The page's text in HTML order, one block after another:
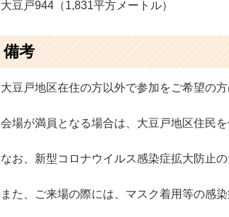
大豆戸944（1,831平方メートル）
備考
大豆戸地区在住の方以外で参加をご希望の
会場が満員となる場合は、大豆戸地区住民
なお、新型コロナウイルス感染症拡大防止
また、ご来場の際には、マスク着用等の感